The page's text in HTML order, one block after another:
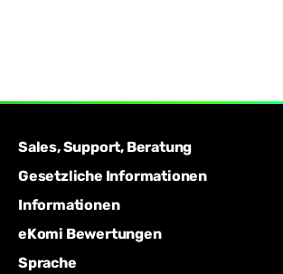
Sales, Support, Beratung
Gesetzliche Informationen
Informationen
eKomi Bewertungen
Sprache